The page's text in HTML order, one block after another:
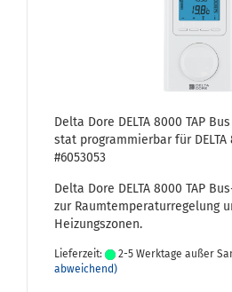
Delta Dore DELTA 8000 TAP
stat pro­gram­mier­bar für DELTA
#6053053
Delta Dore DELTA 8000 TAP
zur Raum­tem­pe­ra­tur­re­ge­lung
Hei­zungs­zo­nen.
Lieferzeit: 2-5 Werktage außer
abweichend)